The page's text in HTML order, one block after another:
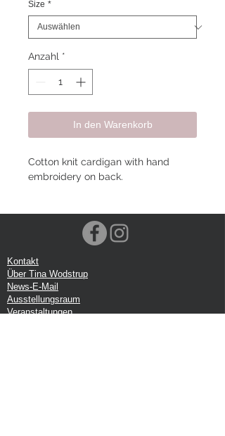
Size *
Anzahl *
In den Warenkorb
Cotton knit cardigan with hand
embroidery on back.
Kontakt
Über Tina Wodstrup
News-E-Mail
Ausstellungsraum
Veranstaltungen